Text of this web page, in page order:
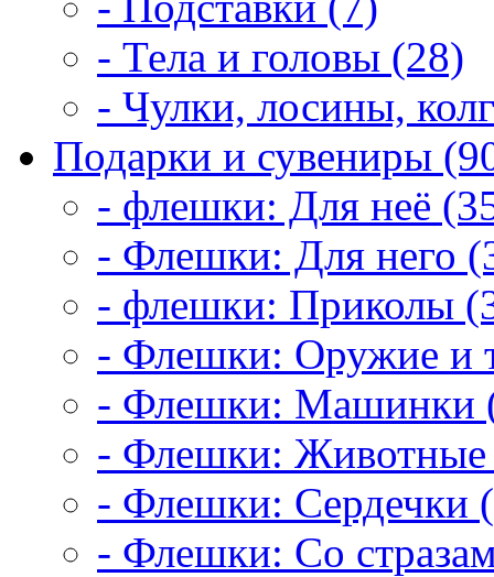
- Тела и головы (28)
- Чулки, лосины,
Подарки и сувениры
- флешки: Для неё
- Флешки: Для него
- флешки: Приколы
- Флешки: Оружие и
- Флешки: Машинки
- Флешки: Животные
- Флешки: Сердечки
- Флешки: Со